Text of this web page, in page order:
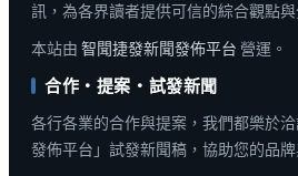
訊，為各界讀者提供可信的綜合觀點與
本站由 智聞捷發新聞發佈平台 營運。
合作・提案・試發新聞
各行各業的合作與提案，我們都樂於
發佈平台」試發新聞稿，協助您的品